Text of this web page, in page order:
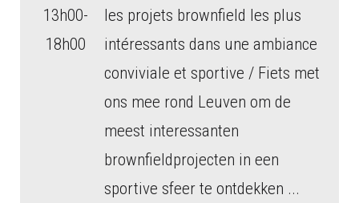
13h00-
18h00
les projets brownfield les plus
intéressants dans une ambiance
conviviale et sportive / Fiets met
ons mee rond Leuven om de
meest interessanten
brownfieldprojecten in een
sportive sfeer te ontdekken ...